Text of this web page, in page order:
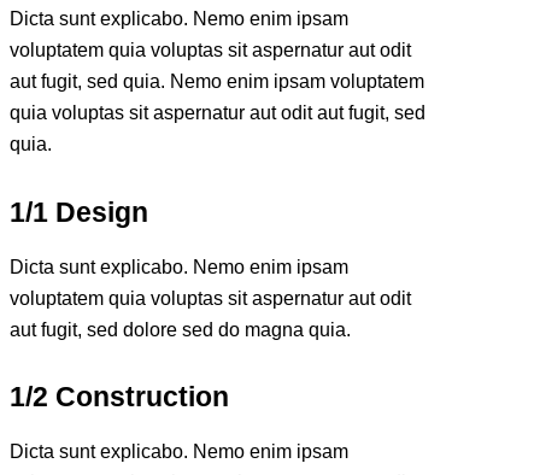
Dicta sunt explicabo. Nemo enim ipsam
voluptatem quia voluptas sit aspernatur aut odit
aut fugit, sed quia. Nemo enim ipsam voluptatem
quia voluptas sit aspernatur aut odit aut fugit, sed
quia.
1/1 Design
Dicta sunt explicabo. Nemo enim ipsam
voluptatem quia voluptas sit aspernatur aut odit
aut fugit, sed dolore sed do magna quia.
1/2 Construction
Dicta sunt explicabo. Nemo enim ipsam